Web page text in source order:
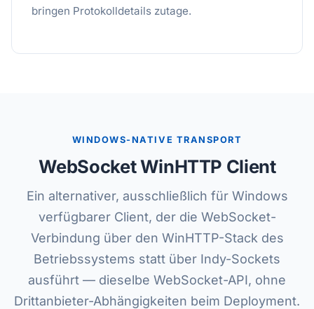
bringen Protokolldetails zutage.
WINDOWS-NATIVE TRANSPORT
WebSocket WinHTTP Client
Ein alternativer, ausschließlich für Windows
verfügbarer Client, der die WebSocket-
Verbindung über den WinHTTP-Stack des
Betriebssystems statt über Indy-Sockets
ausführt — dieselbe WebSocket-API, ohne
Drittanbieter-Abhängigkeiten beim Deployment.